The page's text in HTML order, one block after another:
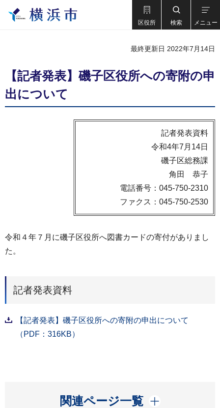
区役所 検索 メニュー
最終更新日 2022年7月14日
【記者発表】磯子区役所への寄附の申
出について
記者発表資料
令和4年7月14日
磯子区総務課
角田 恭子
電話番号：045-750-2310
ファクス：045-750-2530
令和４年７月に磯子区役所へ図書カードの寄付がありまし
た。
記者発表資料
【記者発表】磯子区役所への寄附の申出について
（PDF：316KB）
関連ページ一覧
開く